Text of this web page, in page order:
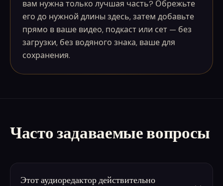
вам нужна только лучшая часть? Обрежьте
его до нужной длины здесь, затем добавьте
прямо в ваше видео, подкаст или сет — без
загрузки, без водяного знака, ваше для
сохранения.
Часто задаваемые вопросы
Этот аудиоредактор действительно